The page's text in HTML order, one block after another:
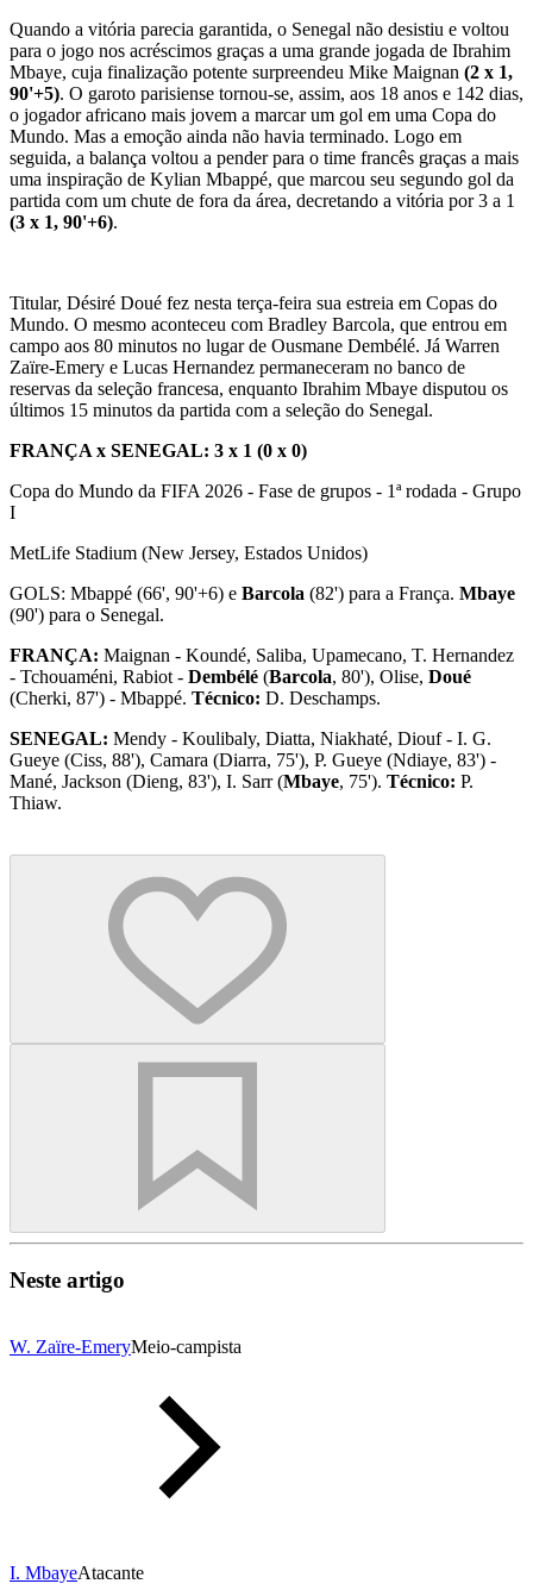
Quando a vitória parecia garantida, o Senegal não desistiu e voltou
para o jogo nos acréscimos graças a uma grande jogada de Ibrahim
Mbaye, cuja finalização potente surpreendeu Mike Maignan (2 x 1,
90'+5). O garoto parisiense tornou-se, assim, aos 18 anos e 142 dias,
o jogador africano mais jovem a marcar um gol em uma Copa do
Mundo. Mas a emoção ainda não havia terminado. Logo em
seguida, a balança voltou a pender para o time francês graças a mais
uma inspiração de Kylian Mbappé, que marcou seu segundo gol da
partida com um chute de fora da área, decretando a vitória por 3 a 1
(3 x 1, 90'+6).
Titular, Désiré Doué fez nesta terça-feira sua estreia em Copas do
Mundo. O mesmo aconteceu com Bradley Barcola, que entrou em
campo aos 80 minutos no lugar de Ousmane Dembélé. Já Warren
Zaïre-Emery e Lucas Hernandez permaneceram no banco de
reservas da seleção francesa, enquanto Ibrahim Mbaye disputou os
últimos 15 minutos da partida com a seleção do Senegal.
FRANÇA x SENEGAL: 3 x 1 (0 x 0)
Copa do Mundo da FIFA 2026 - Fase de grupos - 1ª rodada - Grupo
I
MetLife Stadium (New Jersey, Estados Unidos)
GOLS: Mbappé (66', 90'+6) e Barcola (82') para a França. Mbaye
(90') para o Senegal.
FRANÇA: Maignan - Koundé, Saliba, Upamecano, T. Hernandez
- Tchouaméni, Rabiot - Dembélé (Barcola, 80'), Olise, Doué
(Cherki, 87') - Mbappé. Técnico: D. Deschamps.
SENEGAL: Mendy - Koulibaly, Diatta, Niakhaté, Diouf - I. G.
Gueye (Ciss, 88'), Camara (Diarra, 75'), P. Gueye (Ndiaye, 83') -
Mané, Jackson (Dieng, 83'), I. Sarr (Mbaye, 75'). Técnico: P.
Thiaw.
Neste artigo
W. Zaïre-EmeryMeio-campista
I. MbayeAtacante